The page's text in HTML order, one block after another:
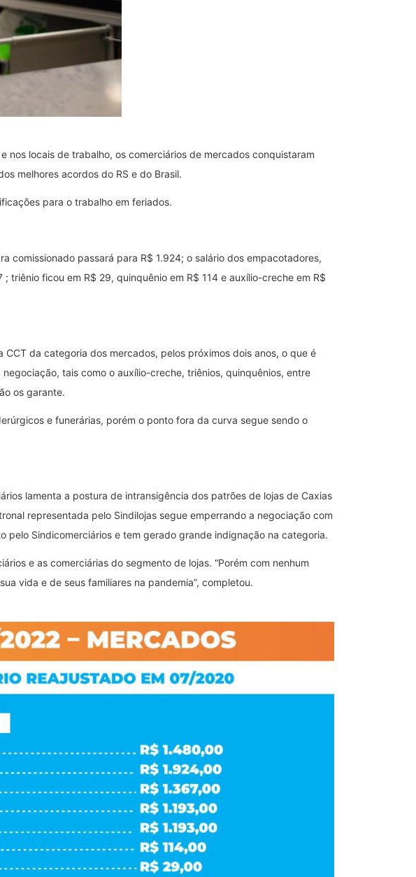
nos locais de trabalho, os comerciários de mercados conquistaram
melhores acordos do RS e do Brasil.
para o trabalho em feriados.
comissionado passará para R$ 1.924; o salário dos empacotadores,
ficou em R$ 29, quinquênio em R$ 114 e auxílio-creche em R$
da categoria dos mercados, pelos próximos dois anos, o que é
tais como o auxílio-creche, triênios, quinquênios, entre
os garante.
e funerárias, porém o ponto fora da curva segue sendo o
lamenta a postura de intransigência dos patrões de lojas de Caxias
representada pelo Sindilojas segue emperrando a negociação com
Sindicomerciários e tem gerado grande indignação na categoria.
e as comerciárias do segmento de lojas. “Porém com nenhum
vida e de seus familiares na pandemia”, completou.